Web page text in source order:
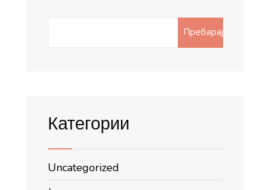
Пребарај
Категории
Uncategorized